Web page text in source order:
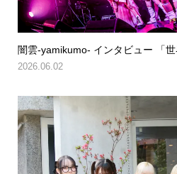
闇雲-yamikumo- インタビュー 「世
2026.06.02